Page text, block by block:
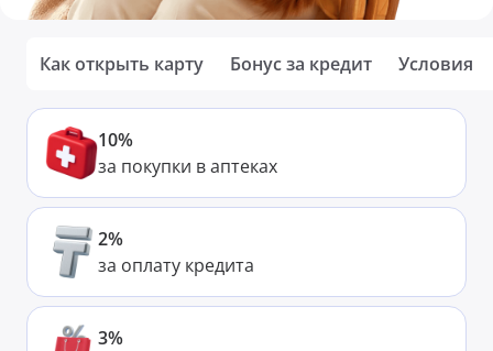
Как открыть карту Бонус за кредит Условия
10%
за покупки в аптеках
2%
за оплату кредита
3%